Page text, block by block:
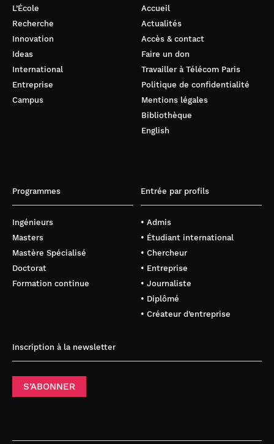
L’École
Recherche
Innovation
Ideas
International
Entreprise
Campus
Accueil
Actualités
Accès & contact
Faire un don
Travailler à Télécom Paris
Politique de confidentialité
Mentions légales
Bibliothèque
English
Programmes
Ingénieurs
Masters
Mastère Spécialisé
Doctorat
Formation continue
Entrée par profils
• Admis
• Étudiant international
• Chercheur
• Entreprise
• Journaliste
• Diplômé
• Créateur d’entreprise
Inscription à la newsletter
S’ABONNER